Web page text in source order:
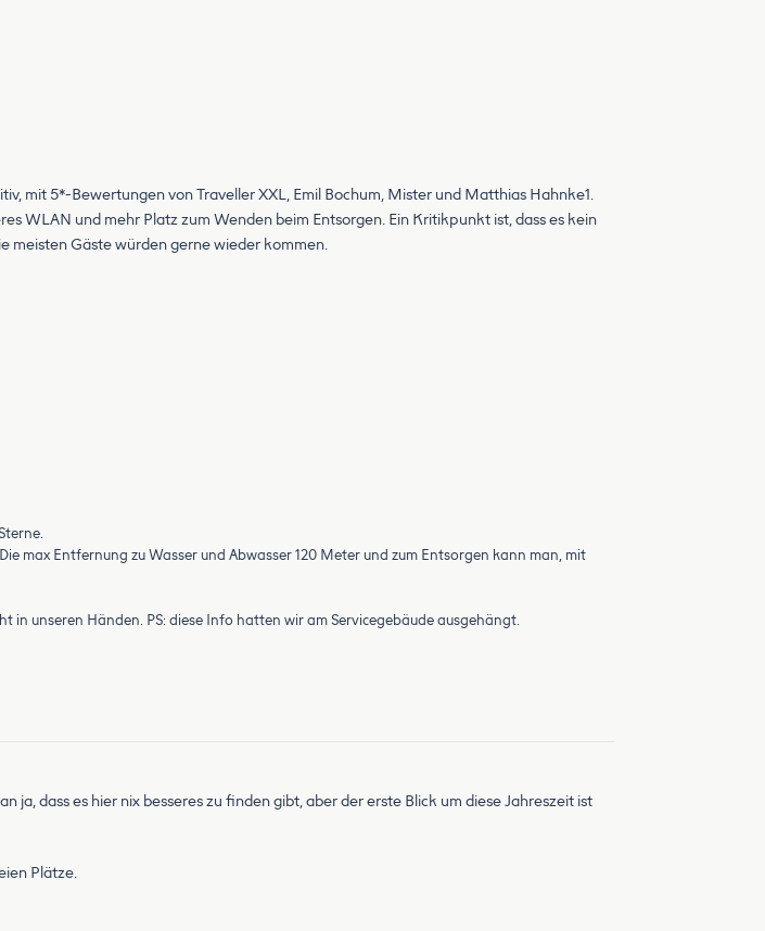
mit 5*-Bewertungen von Traveller XXL, Emil Bochum, Mister und Matthias Hahnke1.
WLAN und mehr Platz zum Wenden beim Entsorgen. Ein Kritikpunkt ist, dass es kein
meisten Gäste würden gerne wieder kommen.
max Entfernung zu Wasser und Abwasser 120 Meter und zum Entsorgen kann man, mit
in unseren Händen. PS: diese Info hatten wir am Servicegebäude ausgehängt.
dass es hier nix besseres zu finden gibt, aber der erste Blick um diese Jahreszeit ist
Plätze.